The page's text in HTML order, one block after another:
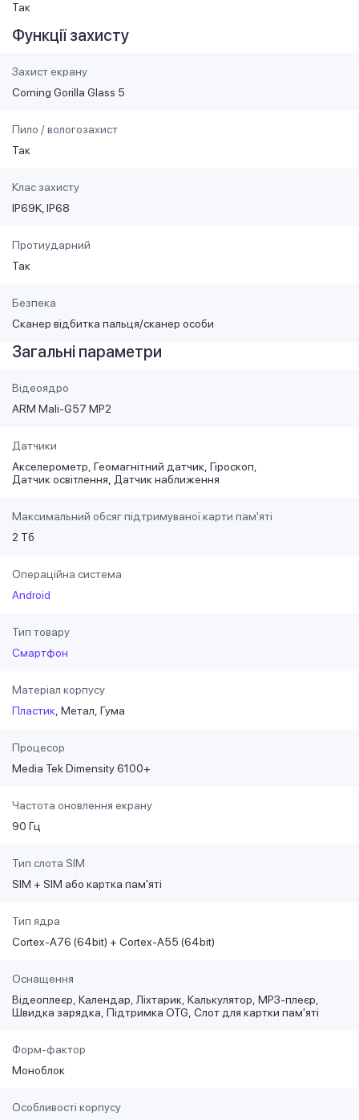
Так
Функції захисту
Захист екрану
Corning Gorilla Glass 5
Пило / вологозахист
Так
Клас захисту
IP69K, IP68
Протиударний
Так
Безпека
Сканер відбитка пальця/сканер особи
Загальні параметри
Відеоядро
ARM Mali-G57 MP2
Датчики
Акселерометр Геомагнітний датчик Гіроскоп
Датчик освітлення Датчик наближення
Максимальний обсяг підтримуваної карти пам'яті
2 Тб
Операційна система
Android
Тип товару
Смартфон
Матеріал корпусу
Пластик Метал Гума
Процесор
Media Tek Dimensity 6100+
Частота оновлення екрану
90 Гц
Тип слота SIM
SIM + SIM або картка пам'яті
Тип ядра
Cortex-A76 (64bit) + Cortex-A55 (64bit)
Оснащення
Відеоплеєр Календар Ліхтарик Калькулятор MP3-плеєр
Швидка зарядка Підтримка OTG Слот для картки пам'яті
Форм-фактор
Моноблок
Особливості корпусу